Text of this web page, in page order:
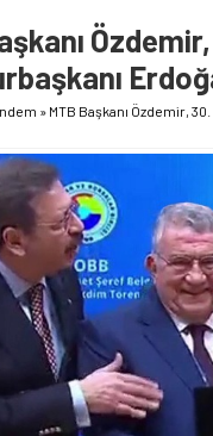
» MTB Başkanı Özdemir,